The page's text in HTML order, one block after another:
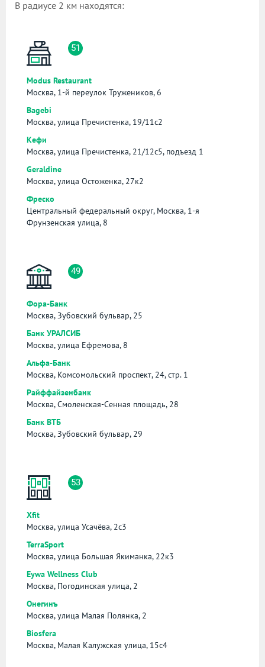
В радиусе 2 км находятся:
51
Modus Restaurant
Москва, 1-й переулок Тружеников, 6
Bagebi
Москва, улица Пречистенка, 19/11с2
Кефи
Москва, улица Пречистенка, 21/12с5, подъезд 1
Geraldine
Москва, улица Остоженка, 27к2
Фреско
Центральный федеральный округ, Москва, 1-я
Фрунзенская улица, 8
49
Фора-Банк
Москва, Зубовский бульвар, 25
Банк УРАЛСИБ
Москва, улица Ефремова, 8
Альфа-Банк
Москва, Комсомольский проспект, 24, стр. 1
Райффайзенбанк
Москва, Смоленская-Сенная площадь, 28
Банк ВТБ
Москва, Зубовский бульвар, 29
53
Xfit
Москва, улица Усачёва, 2с3
TerraSport
Москва, улица Большая Якиманка, 22к3
Eywa Wellness Club
Москва, Погодинская улица, 2
Онегинъ
Москва, улица Малая Полянка, 2
Biosfera
Москва, Малая Калужская улица, 15с4